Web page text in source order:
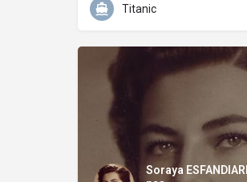
Titanic
Soraya